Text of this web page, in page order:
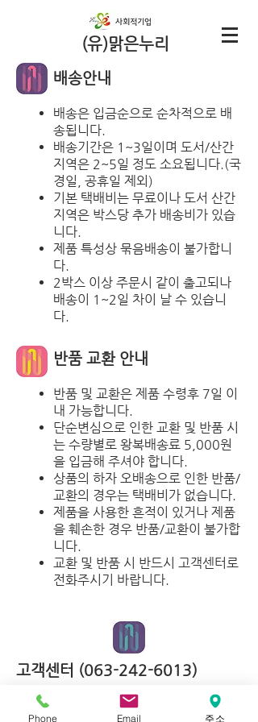
(유)맑은누리
​배송안내
배송은 입금순으로 순차적으로 배
송됩니다.
배송기간은 1~3일이며 도서/산간
지역은 2~5일 정도 소요됩니다.(국
경일, 공휴일 제외)
기본 택배비는 무료이나 도서 산간
지역은 박스당 추가 배송비가 있습
니다.
제품 특성상 묶음배송이 불가합니
다.
2박스 이상 주문시 같이 출고되나
배송이 1~2일 차이 날 수 있습니
다.
반품 교환 안내
반품 및 교환은 제품 수령후 7일 이
내 가능합니다.
단순변심으로 인한 교환 및 반품 시
는 수량별로 왕복배송료 5,000원
을 입금해 주셔야 합니다.
상품의 하자 오배송으로 인한 반품/
교환의 경우는 택배비가 없습니다.
제품을 사용한 흔적이 있거나 제품
을 훼손한 경우 반품/교환이 불가합
니다.
교환 및 반품 시 반드시 고객센터로
전화주시기 바랍니다.
고객센터 (063-242-6013)
운영시간 평일 10:00 ~ 17:00 / 점심시간
Phone Email 주소